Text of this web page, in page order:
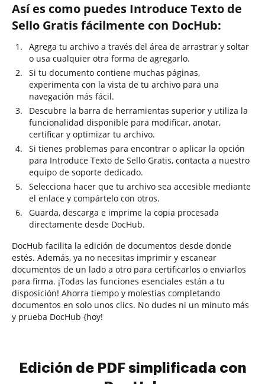
Así es como puedes Introduce Texto de
Sello Gratis fácilmente con DocHub:
Agrega tu archivo a través del área de arrastrar y soltar
o usa cualquier otra forma de agregarlo.
Si tu documento contiene muchas páginas,
experimenta con la vista de tu archivo para una
navegación más fácil.
Descubre la barra de herramientas superior y utiliza la
funcionalidad disponible para modificar, anotar,
certificar y optimizar tu archivo.
Si tienes problemas para encontrar o aplicar la opción
para Introduce Texto de Sello Gratis, contacta a nuestro
equipo de soporte dedicado.
Selecciona hacer que tu archivo sea accesible mediante
el enlace y compártelo con otros.
Guarda, descarga e imprime la copia procesada
directamente desde DocHub.
DocHub facilita la edición de documentos desde donde
estés. Además, ya no necesitas imprimir y escanear
documentos de un lado a otro para certificarlos o enviarlos
para firma. ¡Todas las funciones esenciales están a tu
disposición! Ahorra tiempo y molestias completando
documentos en solo unos clics. No dudes ni un minuto más
y prueba DocHub {hoy!
Edición de PDF simplificada con